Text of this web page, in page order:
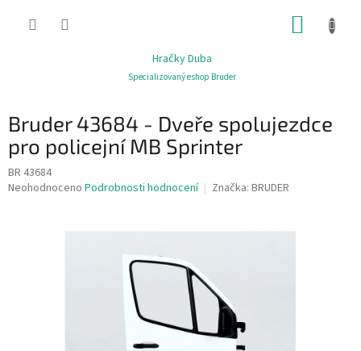
Hračky Duba
Specializovaný eshop Bruder
Bruder 43684 - Dveře spolujezdce
pro policejní MB Sprinter
BR 43684
Průměrné
Neohodnoceno Podrobnosti hodnocení Značka: BRUDER